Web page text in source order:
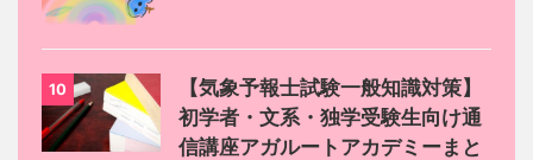
10
【気象予報士試験一般知識対策】
初学者・文系・独学受験生向け通
信講座アガルートアカデミーまと